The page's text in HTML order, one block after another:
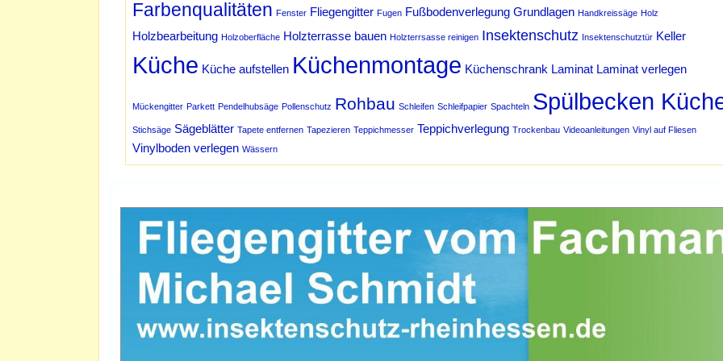
Farbenqualitäten Fenster Fliegengitter Fugen Fußbodenverlegung Grundlagen Handkreissäge Holz
Holzbearbeitung Holzoberfläche Holzterrasse bauen Holzterrsasse reinigen Insektenschutz Insektenschutztür Keller
Küche Küche aufstellen Küchenmontage Küchenschrank Laminat Laminat verlegen
Mückengitter Parkett Pendelhubsäge Pollenschutz Rohbau Schleifen Schleifpapier Spachteln Spülbecken
Stichsäge Sägeblätter Tapete entfernen Tapezieren Teppichmesser Teppichverlegung Trockenbau Videoanleitungen Vinyl auf Fliesen
Vinylboden verlegen Wässern